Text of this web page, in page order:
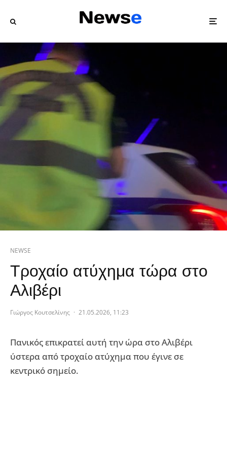
NEWSE
Τροχαίο ατύχημα τώρα στο
Αλιβέρι
Γιώργος Κουτσελίνης · 21.05.2026, 11:23
Πανικός επικρατεί αυτή την ώρα στο Αλιβέρι
ύστερα από τροχαίο ατύχημα που έγινε σε
κεντρικό σημείο.